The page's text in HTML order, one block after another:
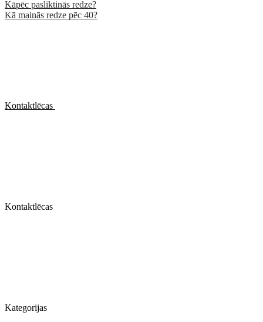
Kāpēc pasliktinās redze?
Kā mainās redze pēc 40?
Kontaktlēcas
Kontaktlēcas
Kategorijas